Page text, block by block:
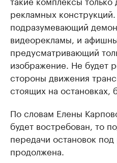
рекламных
подразумевающий
видеорекламы, и
предусматривающий
изображение. Не будет
стороны движения
стоящих на
По словам Елены
будет востребован, то
передачи остановок
продолжена.